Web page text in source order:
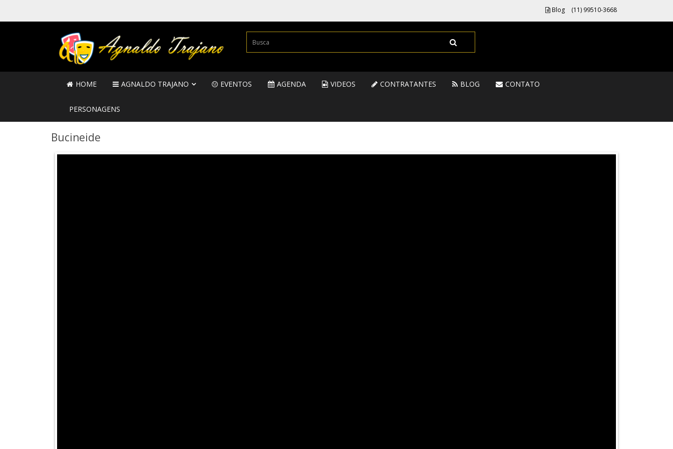
Blog (11) 99510-3668
HOME AGNALDO TRAJANO EVENTOS AGENDA VIDEOS CONTRATANTES BLOG CONTATO
PERSONAGENS
Bucineide